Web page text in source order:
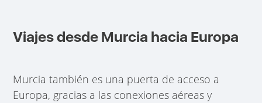
Viajes desde Murcia hacia Europa
Murcia también es una puerta de acceso a
Europa, gracias a las conexiones aéreas y